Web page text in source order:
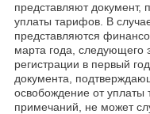
представляют документ,
уплаты тарифов. В
представляются
марта года, следующего
регистрации в первый
документа,
освобождение от уплаты
примечаний, не может